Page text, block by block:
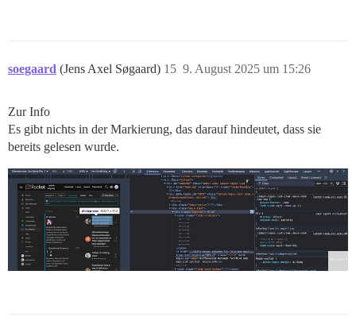
soegaard (Jens Axel Søgaard) 9. August 2025 um 15:26
15
Zur Info
Es gibt nichts in der Markierung, das darauf hindeutet, dass sie
bereits gelesen wurde.